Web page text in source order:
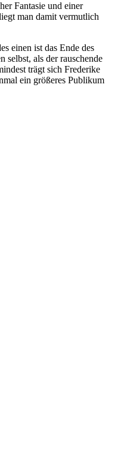
Fantasie und einer
man damit vermutlich
einen ist das Ende des
selbst, als der rauschende
trägt sich Frederike
ein größeres Publikum